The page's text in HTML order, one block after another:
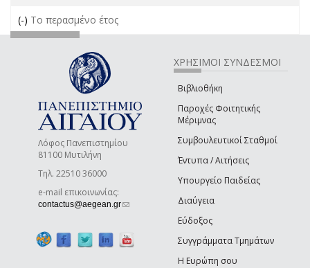
(-) Remove Το περασμένο έτος filter
Το περασμένο έτος
Λόφος Πανεπιστημίου
81100 Μυτιλήνη
Τηλ. 22510 36000
e-mail επικοινωνίας:
contactus@aegean.gr(link sends e-mail)
ΧΡΗΣΙΜΟΙ ΣΥΝΔΕΣΜΟΙ
Βιβλιοθήκη
Παροχές Φοιτητικής
Μέριμνας
Συμβουλευτικοί Σταθμοί
Έντυπα / Αιτήσεις
Υπουργείο Παιδείας
Διαύγεια
Εύδοξος
Συγγράμματα Τμημάτων
Η Ευρώπη σου